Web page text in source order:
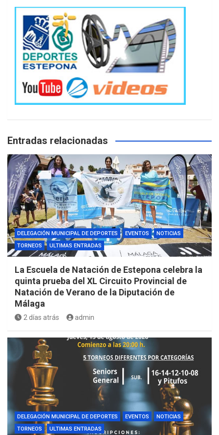
Entradas relacionadas
DELEGACIÓN MUNICIPAL DE DEPORTES EVENTOS
NOTICIAS
TORNEOS
ULTIMAS ENTRADAS
La Escuela de Natación de Estepona celebra la
quinta prueba del XL Circuito Provincial de
Natación de Verano de la Diputación de
Málaga
2 días atrás admin
DELEGACIÓN MUNICIPAL DE DEPORTES EVENTOS
NOTICIAS
TORNEOS
ULTIMAS ENTRADAS